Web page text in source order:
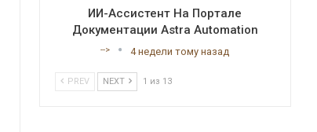
ИИ-Ассистент На Портале
Документации Astra Automation
--> 4 недели тому назад
PREV NEXT 1 из 13